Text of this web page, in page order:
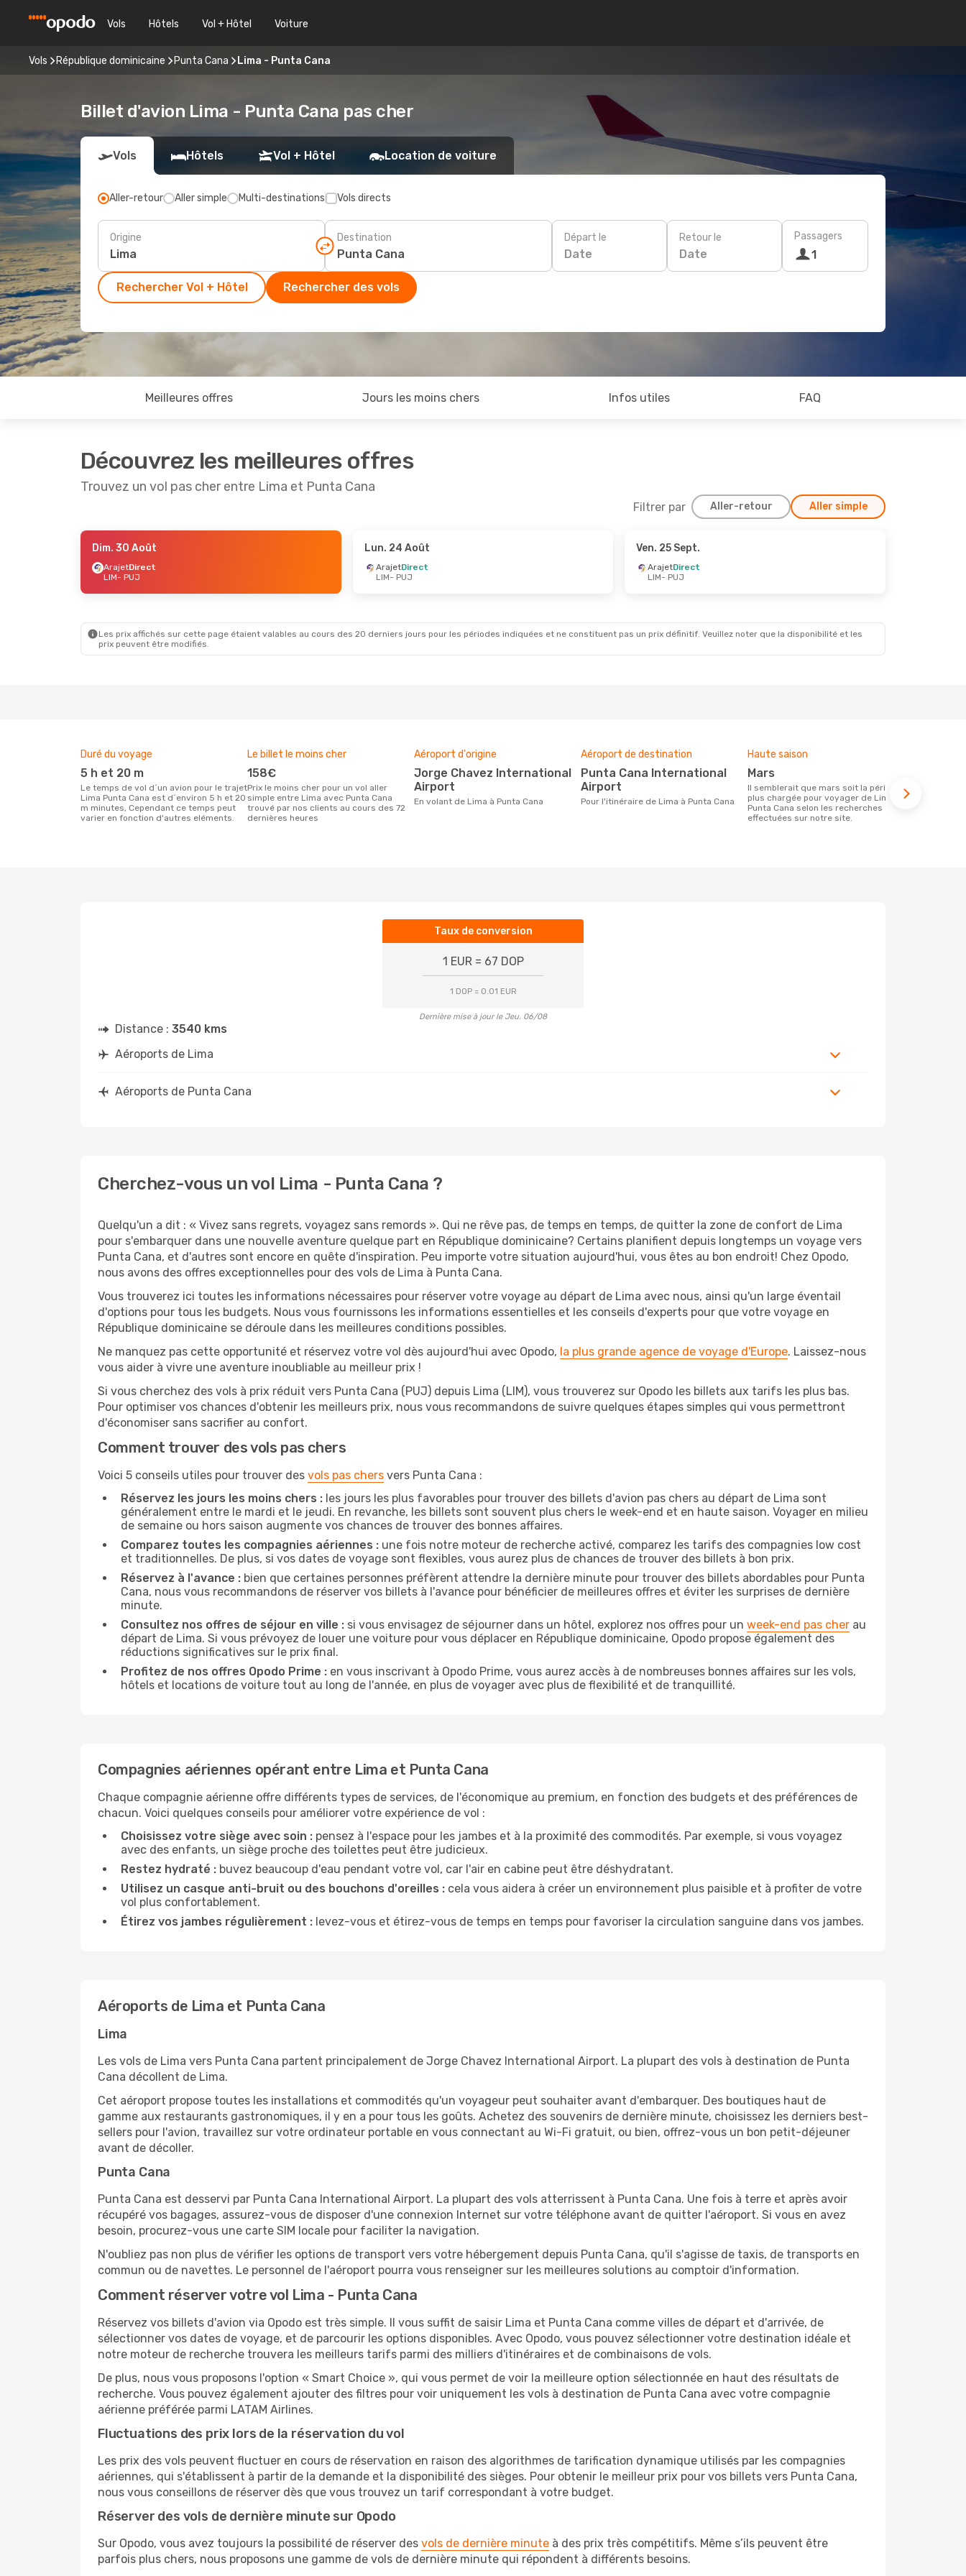
Vols Hôtels Vol + Hôtel Voiture
Vols République dominicaine Punta Cana Lima - Punta Cana
Billet d'avion Lima - Punta Cana pas cher
Vols Hôtels Vol + Hôtel Location de voiture
Aller-retour Aller simple Multi-destinations Vols directs
Origine Destination Départ le
Date
Retour le
Date
Passagers
1
Rechercher Vol + Hôtel Rechercher des vols
Meilleures offres Jours les moins chers Infos utiles FAQ
Découvrez les meilleures offres
Trouvez un vol pas cher entre Lima et Punta Cana
Filtrer par Aller-retour Aller simple
- Mar. 1 Sept.
- Mar. 25 Août Sam. 26 Sept.- Mer. 30 Sept.
Dim. 30 Août
ArajetDirect
LIM- PUJ
Lun. 24 Août
ArajetDirect
LIM- PUJ
Ven. 25 Sept.
ArajetDirect
LIM- PUJ
Les prix affichés sur cette page étaient valables au cours des 20 derniers jours pour les périodes indiquées et ne constituent pas un prix définitif. Veuillez noter que la disponibilité et les
prix peuvent être modifiés.
Duré du voyage
5 h et 20 m
Le temps de vol d´un avion pour le trajet
Lima Punta Cana est d´environ 5 h et 20
m minutes, Cependant ce temps peut
varier en fonction d'autres eléments.
Le billet le moins cher
158€
Prix le moins cher pour un vol aller
simple entre Lima avec Punta Cana
trouvé par nos clients au cours des 72
dernières heures
Aéroport d'origine
Jorge Chavez International
Airport
En volant de Lima à Punta Cana
Aéroport de destination
Punta Cana International
Airport
Pour l'itinéraire de Lima à Punta Cana
Haute saison
mars
Il semblerait que mars soit la période la
plus chargée pour voyager de Lima à
Punta Cana selon les recherches
effectuées sur notre site.
Taux de conversion
1 EUR = 67 DOP
1 DOP = 0.01 EUR
Dernière mise à jour le Jeu. 06/08
Distance : 3540 kms
Aéroports de Lima
Aéroports de Punta Cana
Cherchez-vous un vol Lima - Punta Cana ?
Quelqu'un a dit : « Vivez sans regrets, voyagez sans remords ». Qui ne rêve pas, de temps en temps, de quitter la zone de confort de Lima
pour s'embarquer dans une nouvelle aventure quelque part en République dominicaine? Certains planifient depuis longtemps un voyage vers
Punta Cana, et d'autres sont encore en quête d'inspiration. Peu importe votre situation aujourd'hui, vous êtes au bon endroit! Chez Opodo,
nous avons des offres exceptionnelles pour des vols de Lima à Punta Cana.
Vous trouverez ici toutes les informations nécessaires pour réserver votre voyage au départ de Lima avec nous, ainsi qu'un large éventail
d'options pour tous les budgets. Nous vous fournissons les informations essentielles et les conseils d'experts pour que votre voyage en
République dominicaine se déroule dans les meilleures conditions possibles.
Ne manquez pas cette opportunité et réservez votre vol dès aujourd'hui avec Opodo, la plus grande agence de voyage d'Europe. Laissez-nous
vous aider à vivre une aventure inoubliable au meilleur prix !
Si vous cherchez des vols à prix réduit vers Punta Cana (PUJ) depuis Lima (LIM), vous trouverez sur Opodo les billets aux tarifs les plus bas.
Pour optimiser vos chances d'obtenir les meilleurs prix, nous vous recommandons de suivre quelques étapes simples qui vous permettront
d'économiser sans sacrifier au confort.
Comment trouver des vols pas chers
Voici 5 conseils utiles pour trouver des vols pas chers vers Punta Cana :
Réservez les jours les moins chers : les jours les plus favorables pour trouver des billets d'avion pas chers au départ de Lima sont
généralement entre le mardi et le jeudi. En revanche, les billets sont souvent plus chers le week-end et en haute saison. Voyager en milieu
de semaine ou hors saison augmente vos chances de trouver des bonnes affaires.
Comparez toutes les compagnies aériennes : une fois notre moteur de recherche activé, comparez les tarifs des compagnies low cost
et traditionnelles. De plus, si vos dates de voyage sont flexibles, vous aurez plus de chances de trouver des billets à bon prix.
Réservez à l'avance : bien que certaines personnes préfèrent attendre la dernière minute pour trouver des billets abordables pour Punta
Cana, nous vous recommandons de réserver vos billets à l'avance pour bénéficier de meilleures offres et éviter les surprises de dernière
minute.
Consultez nos offres de séjour en ville : si vous envisagez de séjourner dans un hôtel, explorez nos offres pour un week-end pas cher au
départ de Lima. Si vous prévoyez de louer une voiture pour vous déplacer en République dominicaine, Opodo propose également des
réductions significatives sur le prix final.
Profitez de nos offres Opodo Prime : en vous inscrivant à Opodo Prime, vous aurez accès à de nombreuses bonnes affaires sur les vols,
hôtels et locations de voiture tout au long de l'année, en plus de voyager avec plus de flexibilité et de tranquillité.
Compagnies aériennes opérant entre Lima et Punta Cana
Chaque compagnie aérienne offre différents types de services, de l'économique au premium, en fonction des budgets et des préférences de
chacun. Voici quelques conseils pour améliorer votre expérience de vol :
Choisissez votre siège avec soin : pensez à l'espace pour les jambes et à la proximité des commodités. Par exemple, si vous voyagez
avec des enfants, un siège proche des toilettes peut être judicieux.
Restez hydraté : buvez beaucoup d'eau pendant votre vol, car l'air en cabine peut être déshydratant.
Utilisez un casque anti-bruit ou des bouchons d'oreilles : cela vous aidera à créer un environnement plus paisible et à profiter de votre
vol plus confortablement.
Étirez vos jambes régulièrement : levez-vous et étirez-vous de temps en temps pour favoriser la circulation sanguine dans vos jambes.
Aéroports de Lima et Punta Cana
Lima
Les vols de Lima vers Punta Cana partent principalement de Jorge Chavez International Airport. La plupart des vols à destination de Punta
Cana décollent de Lima.
Cet aéroport propose toutes les installations et commodités qu'un voyageur peut souhaiter avant d'embarquer. Des boutiques haut de
gamme aux restaurants gastronomiques, il y en a pour tous les goûts. Achetez des souvenirs de dernière minute, choisissez les derniers best-
sellers pour l'avion, travaillez sur votre ordinateur portable en vous connectant au Wi-Fi gratuit, ou bien, offrez-vous un bon petit-déjeuner
avant de décoller.
Punta Cana
Punta Cana est desservi par Punta Cana International Airport. La plupart des vols atterrissent à Punta Cana. Une fois à terre et après avoir
récupéré vos bagages, assurez-vous de disposer d'une connexion Internet sur votre téléphone avant de quitter l'aéroport. Si vous en avez
besoin, procurez-vous une carte SIM locale pour faciliter la navigation.
N'oubliez pas non plus de vérifier les options de transport vers votre hébergement depuis Punta Cana, qu'il s'agisse de taxis, de transports en
commun ou de navettes. Le personnel de l'aéroport pourra vous renseigner sur les meilleures solutions au comptoir d'information.
Comment réserver votre vol Lima - Punta Cana
Réservez vos billets d'avion via Opodo est très simple. Il vous suffit de saisir Lima et Punta Cana comme villes de départ et d'arrivée, de
sélectionner vos dates de voyage, et de parcourir les options disponibles. Avec Opodo, vous pouvez sélectionner votre destination idéale et
notre moteur de recherche trouvera les meilleurs tarifs parmi des milliers d'itinéraires et de combinaisons de vols.
De plus, nous vous proposons l'option « Smart Choice », qui vous permet de voir la meilleure option sélectionnée en haut des résultats de
recherche. Vous pouvez également ajouter des filtres pour voir uniquement les vols à destination de Punta Cana avec votre compagnie
aérienne préférée parmi LATAM Airlines.
Fluctuations des prix lors de la réservation du vol
Les prix des vols peuvent fluctuer en cours de réservation en raison des algorithmes de tarification dynamique utilisés par les compagnies
aériennes, qui s'établissent à partir de la demande et la disponibilité des sièges. Pour obtenir le meilleur prix pour vos billets vers Punta Cana,
nous vous conseillons de réserver dès que vous trouvez un tarif correspondant à votre budget.
Réserver des vols de dernière minute sur Opodo
Sur Opodo, vous avez toujours la possibilité de réserver des vols de dernière minute à des prix très compétitifs. Même s’ils peuvent être
parfois plus chers, nous proposons une gamme de vols de dernière minute qui répondent à différents besoins.